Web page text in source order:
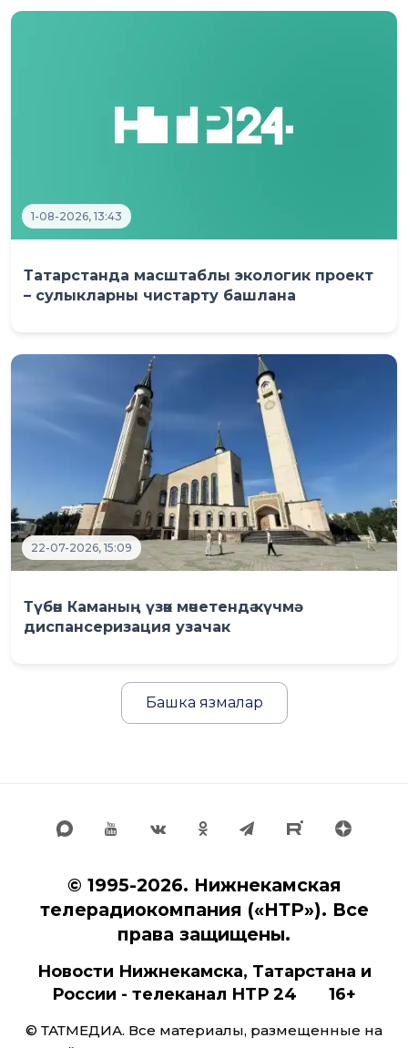
1-08-2026, 13:43
Татарстанда масштаблы экологик проект
– сулыкларны чистарту башлана
22-07-2026, 15:09
Түбән Каманың үзәк мәчетендә күчмә
диспансеризация узачак
Башка язмалар
© 1995-2026. Нижнекамская
телерадиокомпания («НТР»). Все
права защищены.
Новости Нижнекамска, Татарстана и
России - телеканал НТР 24 16+
© ТАТМЕДИА. Все материалы, размещенные на